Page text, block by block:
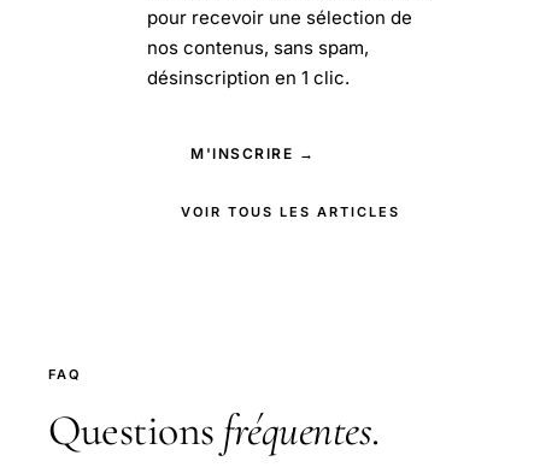
pour recevoir une sélection de
nos contenus, sans spam,
désinscription en 1 clic.
M'INSCRIRE →
VOIR TOUS LES ARTICLES
FAQ
Questions fréquentes.